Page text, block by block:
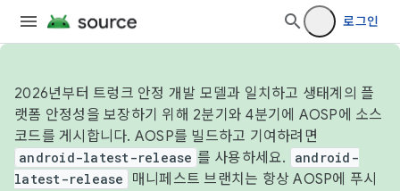
로그인
2026년부터 트렁크 안정 개발 모델과 일치하고 생태계의 플
랫폼 안정성을 보장하기 위해 2분기와 4분기에 AOSP에 소스
코드를 게시합니다. AOSP를 빌드하고 기여하려면
android-latest-release 를 사용하세요.
android-
latest-release
매니페스트 브랜치는 항상 AOSP에 푸시